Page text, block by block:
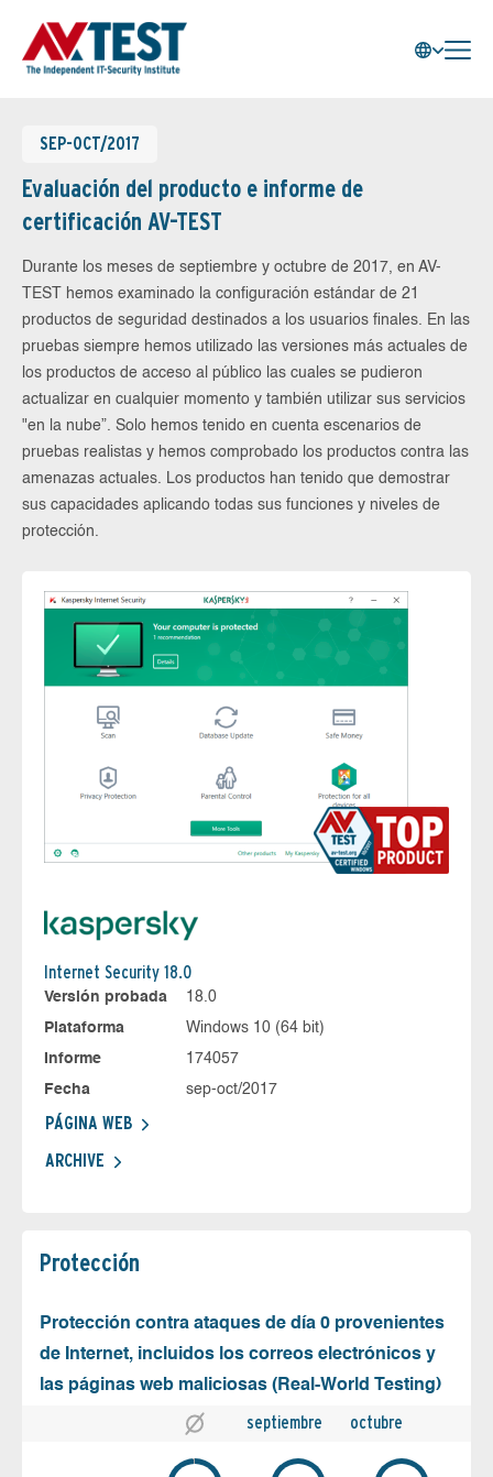
SEP-OCT/2017
Evaluación del producto e informe de
certificación AV-TEST
Durante los meses de septiembre y octubre de 2017, en AV-
TEST hemos examinado la configuración estándar de 21
productos de seguridad destinados a los usuarios finales. En las
pruebas siempre hemos utilizado las versiones más actuales de
los productos de acceso al público las cuales se pudieron
actualizar en cualquier momento y también utilizar sus servicios
"en la nube”. Solo hemos tenido en cuenta escenarios de
pruebas realistas y hemos comprobado los productos contra las
amenazas actuales. Los productos han tenido que demostrar
sus capacidades aplicando todas sus funciones y niveles de
protección.
Internet Security 18.0
Versión probada
18.0
Plataforma
Windows 10 (64 bit)
Informe
174057
Fecha
sep-oct/2017
PÁGINA WEB
ARCHIVE
Protección
Protección contra ataques de día 0 provenientes
de Internet, incluidos los correos electrónicos y
las páginas web maliciosas (Real-World Testing)
septiembre octubre